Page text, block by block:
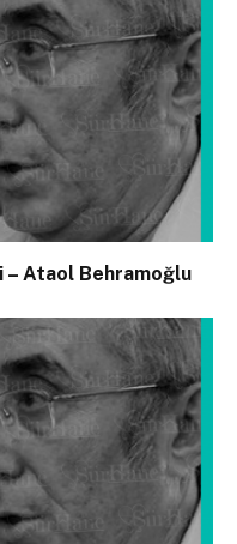
– Ataol Behramoğlu